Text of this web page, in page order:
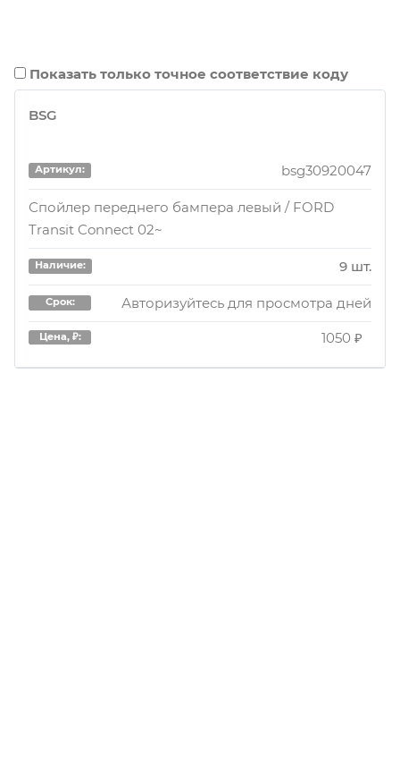
Показать только точное соответствие коду
BSG
Артикул: bsg30920047
Спойлер переднего бампера левый / FORD
Transit Connect 02~
Наличие: 9 шт.
Срок: Авторизуйтесь для просмотра дней
Цена, ₽: 1050 ₽